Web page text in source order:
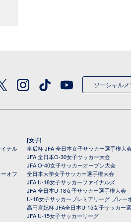
ソーシャル
ナル
オフ
[女子]
皇后杯 JFA 全日本女子サッカー選手権大
JFA 全日本O-30女子サッカー大会
JFA O-40女子サッカーオープン大会
全日本大学女子サッカー選手権大会
JFA U-18女子サッカーファイナルズ
JFA 全日本U-18女子サッカー選手権大会
U-18女子サッカープレミアリーグ プレー
高円宮妃杯 JFA全日本U-15女子サッカー
JFA U-15女子サッカーリーグ